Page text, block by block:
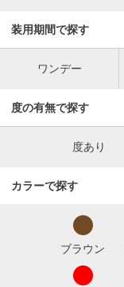
装用期間で探す
ワンデー
度の有無で探す
度あり
カラーで探す
ブラウン